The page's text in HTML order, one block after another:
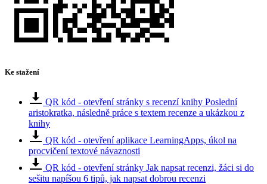
Ke stažení
QR kód - otevření stránky s recenzí knihy Poslední
aristokratka, následně práce s textem recenze a ukázkou z
knihy
QR kód - otevření aplikace LearningApps, úkol na
procvičení textové návaznosti
QR kód - otevření stránky Jak napsat recenzi, žáci si do
sešitu napíšou 6 tipů, jak napsat dobrou recenzi